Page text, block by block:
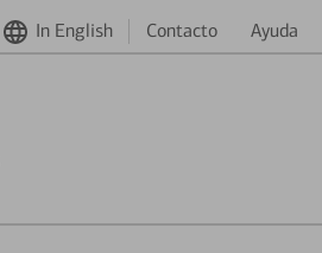
In English Contacto Ayuda